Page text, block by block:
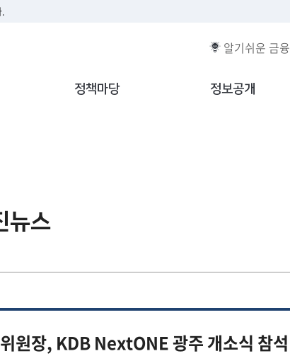
.
알기쉬운 금융
정책마당 정보공개
뉴스
원장, KDB NextONE 광주 개소식 참석